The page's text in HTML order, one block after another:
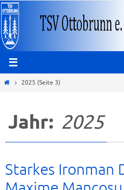
Zum
Inhalt
springen
Start2025 (Seite 3)
Jahr: 2025
Starkes Ironman